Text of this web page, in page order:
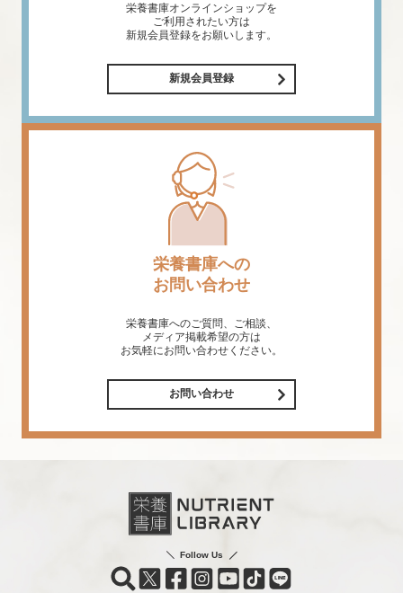
栄養書庫オンラインショップを
ご利用されたい方は
新規会員登録をお願いします。
新規会員登録
栄養書庫への
お問い合わせ
栄養書庫へのご質問、ご相談、
メディア掲載希望の方は
お気軽にお問い合わせください。
お問い合わせ
Follow Us